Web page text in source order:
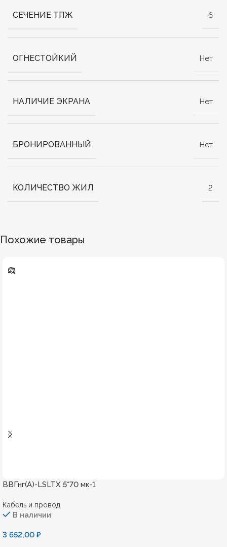
СЕЧЕНИЕ ТПЖ 6
ОГНЕСТОЙКИЙ Нет
НАЛИЧИЕ ЭКРАНА Нет
БРОНИРОВАННЫЙ Нет
КОЛИЧЕСТВО ЖИЛ 2
Похожие товары
ВВГнг(А)-LSLTХ 5*70 мк-1
Кабель и провод
В наличии
3 652,00 ₽